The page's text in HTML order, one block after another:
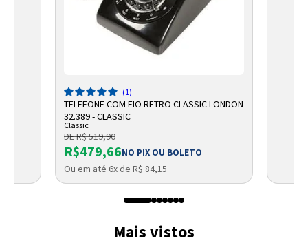
(1)
TELEFONE COM FIO RETRO CLASSIC LONDON
32.389 - CLASSIC
Classic
DE R$ 519,90
R$479,66NO PIX OU BOLETO
Ou em até 6x de R$ 84,15
Mais vistos